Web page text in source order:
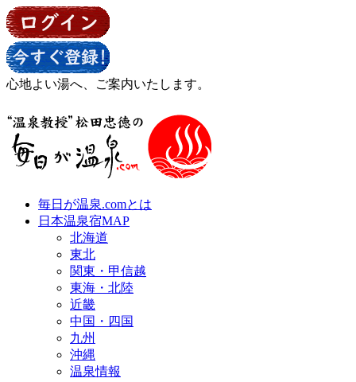
心地よい湯へ、ご案内いたします。
毎日が温泉.comとは
日本温泉宿MAP
北海道
東北
関東・甲信越
東海・北陸
近畿
中国・四国
九州
沖縄
温泉情報